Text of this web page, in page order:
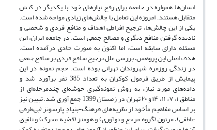
انسان‌ها همواره در جامعه برای رفع نیازهای خود با یکدیگر در کنش
متقابل هستند. امروزه این تعامل با چالش‌های زیادی مواجه شده است.
یکی از این چالش‌ها، ترجیح افراطی اهداف و منافع فردی و شخصی و
نادیده گرفتن منافع دیگری و مصالح جمعی است. در جامعه ایران، این
مسئله دارای سابقه است، اما اکنون به صورت حادی درآمده است.
هدف اصلی این پژوهش، بررسی علل ترجیح منافع فردی بر منافع جمعی
در زندگی روزمره شهروندان تهرانی بوده است. حجم نمونه در این
پیمایش از طریق فرمول کوکران به تعداد 385 نفر برآورد شد و
داده‌های مورد نیاز، به روش نمونه‌گیری خوشه‌ای چندمرحله‌ای از
مناطق ۱، ۷، ۱۱، ۱۴ و ۲۰ تهران در زمستان 1399 جمع‌آوری شد. تبیین نیز
بر اساس مفاهیم مأخوذ از نظریه‌های فرهنگ-بنیادِ پارسونز (بی‌طرفی
عاطفی)، مرتون (گروه مرجع و نوآوری) و هومنز (قضیه محرک) و تلفیق